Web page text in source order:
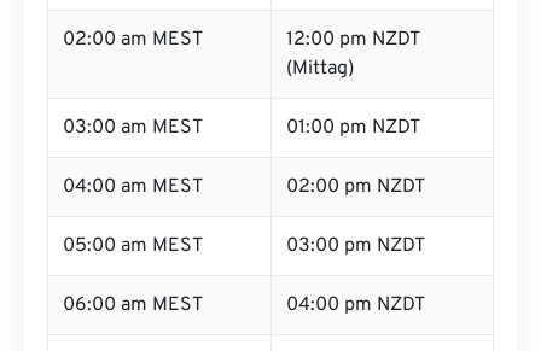
02:00 am MEST
12:00 pm NZDT
(Mittag)
03:00 am MEST 01:00 pm NZDT
04:00 am MEST 02:00 pm NZDT
05:00 am MEST 03:00 pm NZDT
06:00 am MEST 04:00 pm NZDT